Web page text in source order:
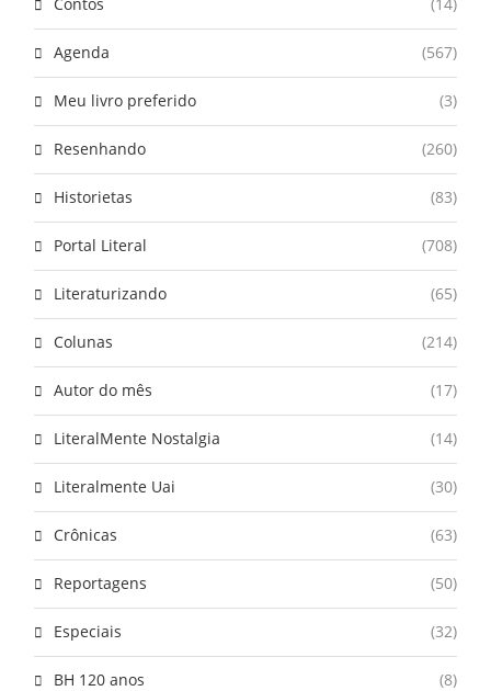
Agenda (567)
Meu livro preferido (3)
Resenhando (260)
Historietas (83)
Portal Literal (708)
Literaturizando (65)
Colunas (214)
Autor do mês (17)
LiteralMente Nostalgia (14)
Literalmente Uai (30)
Crônicas (63)
Reportagens (50)
Especiais (32)
BH 120 anos (8)